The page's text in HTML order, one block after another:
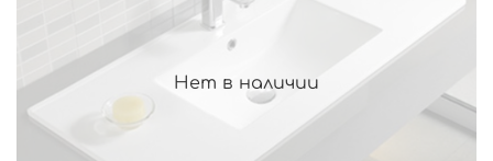
Нет в наличии